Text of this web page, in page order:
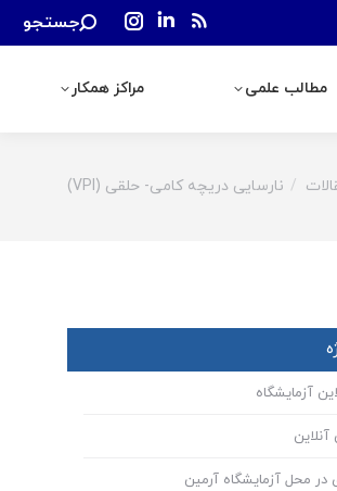
Rss
window
Linkedin
opens
window
Instagram
opens
window
Search:
جستجو
مطالب علمی مراکز همکار
نارسایی دریچه کامی- حلقی (VPI)
آزمایشگاه
در محل آزمایشگاه آرمین
مراکز همکار